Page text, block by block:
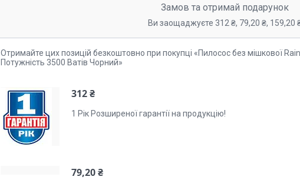
Замов та отримай подарунок
Ви заощаджуєте 312 ₴, 79,20 ₴, 159,20
Отримайте цих позицій безкоштовно при покупці «Пилосос без мішкової
Потужність 3500 Ватів Чорний»
312 ₴
1 Рік Розширеної гарантії на продукцію!
79,20 ₴